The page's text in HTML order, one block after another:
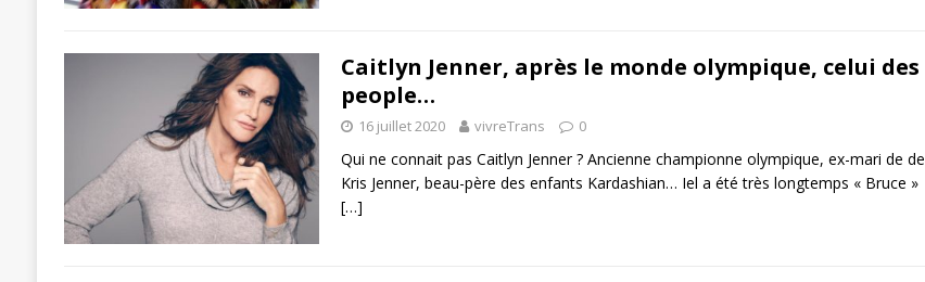
Caitlyn Jenner, après le monde olympique, celui des
people…
16 juillet 2020 vivreTrans 0
Qui ne connait pas Caitlyn Jenner ? Ancienne championne olympique, ex-mari de de
Kris Jenner, beau-père des enfants Kardashian… Iel a été très longtemps « Bruce »
[…]